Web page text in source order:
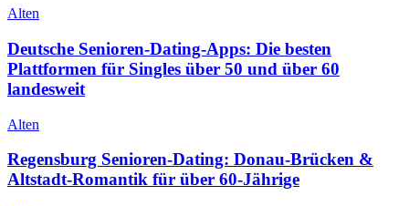
Alten
Deutsche Senioren-Dating-Apps: Die besten
Plattformen für Singles über 50 und über 60
landesweit
Alten
Regensburg Senioren-Dating: Donau-Brücken &
Altstadt-Romantik für über 60-Jährige